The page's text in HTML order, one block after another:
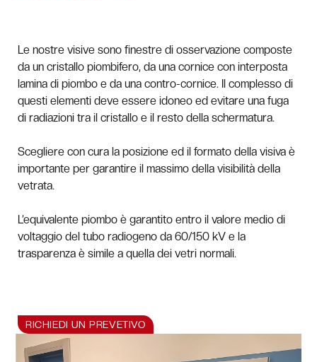
Le nostre visive sono finestre di osservazione composte
da un cristallo piombifero, da una cornice con interposta
lamina di piombo e da una contro-cornice. Il complesso di
questi elementi deve essere idoneo ed evitare una fuga
di radiazioni tra il cristallo e il resto della schermatura.
Scegliere con cura la posizione ed il formato della visiva è
importante per garantire il massimo della visibilità della
vetrata.
L’equivalente piombo è garantito entro il valore medio di
voltaggio del tubo radiogeno da 60/150 kV e la
trasparenza è simile a quella dei vetri normali.
RICHIEDI UN PREVETIVO